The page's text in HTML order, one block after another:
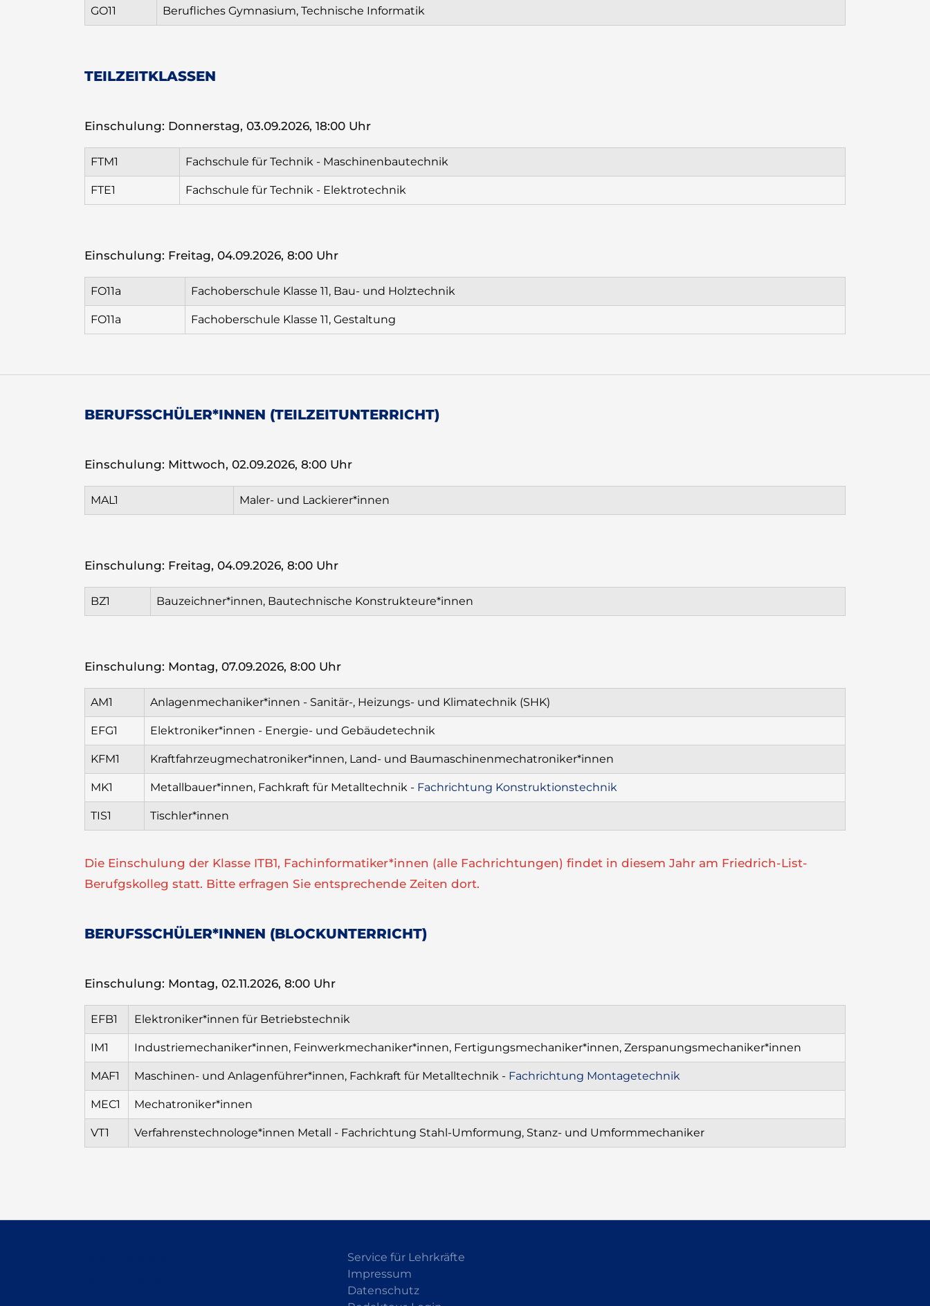
GO11 Berufliches Gymnasium, Technische Informatik
TEILZEITKLASSEN
Einschulung: Donnerstag, 03.09.2026, 18:00 Uhr
FTM1 Fachschule für Technik - Maschinenbautechnik
FTE1 Fachschule für Technik - Elektrotechnik
Einschulung: Freitag, 04.09.2026, 8:00 Uhr
FO11a Fachoberschule Klasse 11, Bau- und Holztechnik
FO11a Fachoberschule Klasse 11, Gestaltung
BERUFSSCHÜLER*INNEN (TEILZEITUNTERRICHT)
Einschulung: Mittwoch, 02.09.2026, 8:00 Uhr
MAL1 Maler- und Lackierer*innen
Einschulung: Freitag, 04.09.2026, 8:00 Uhr
BZ1 Bauzeichner*innen, Bautechnische Konstrukteure*innen
Einschulung: Montag, 07.09.2026, 8:00 Uhr
AM1 Anlagenmechaniker*innen - Sanitär-, Heizungs- und Klimatechnik (SHK)
EFG1 Elektroniker*innen - Energie- und Gebäudetechnik
KFM1 Kraftfahrzeugmechatroniker*innen, Land- und Baumaschinenmechatroniker*innen
MK1 Metallbauer*innen, Fachkraft für Metalltechnik - Fachrichtung Konstruktionstechnik
TIS1 Tischler*innen
Die Einschulung der Klasse ITB1, Fachinformatiker*innen (alle Fachrichtungen) findet in diesem Jahr am Friedrich-List-
Berufgskolleg statt. Bitte erfragen Sie entsprechende Zeiten dort.
BERUFSSCHÜLER*INNEN (BLOCKUNTERRICHT)
Einschulung: Montag, 02.11.2026, 8:00 Uhr
EFB1 Elektroniker*innen für Betriebstechnik
IM1 Industriemechaniker*innen, Feinwerkmechaniker*innen, Fertigungsmechaniker*innen, Zerspanungsmechaniker*innen
MAF1 Maschinen- und Anlagenführer*innen, Fachkraft für Metalltechnik - Fachrichtung Montagetechnik
MEC1 Mechatroniker*innen
VT1 Verfahrenstechnologe*innen Metall - Fachrichtung Stahl-Umformung, Stanz- und Umformmechaniker
Service für Lehrkräfte
Impressum
Datenschutz